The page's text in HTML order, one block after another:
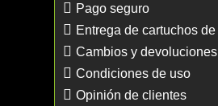
Pago seguro
Entrega de cartuchos
Cambios y devoluciones
Condiciones de uso
Opinión de clientes